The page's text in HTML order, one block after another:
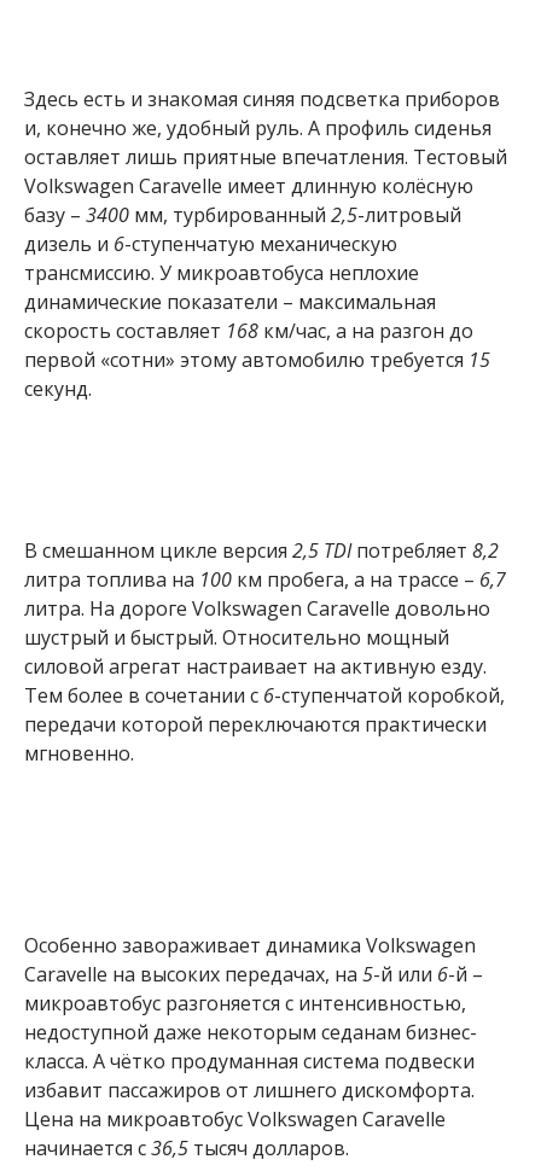
Здесь есть и знакомая синяя подсветка приборов
и, конечно же, удобный руль. А профиль сиденья
оставляет лишь приятные впечатления. Тестовый
Volkswagen Caravelle имеет длинную колёсную
базу – 3400 мм, турбированный 2,5-литровый
дизель и 6-ступенчатую механическую
трансмиссию. У микроавтобуса неплохие
динамические показатели – максимальная
скорость составляет 168 км/час, а на разгон до
первой «сотни» этому автомобилю требуется 15
секунд.
В смешанном цикле версия 2,5 TDIпотребляет 8,2
литра топлива на 100 км пробега, а на трассе – 6,7
литра. На дороге Volkswagen Caravelle довольно
шустрый и быстрый. Относительно мощный
силовой агрегат настраивает на активную езду.
Тем более в сочетании с 6-ступенчатой коробкой,
передачи которой переключаются практически
мгновенно.
Особенно завораживает динамика Volkswagen
Caravelle на высоких передачах, на 5-й или 6-й –
микроавтобус разгоняется с интенсивностью,
недоступной даже некоторым седанам бизнес-
класса. А чётко продуманная система подвески
избавит пассажиров от лишнего дискомфорта.
Цена на микроавтобус Volkswagen Caravelle
начинается с36,5 тысяч долларов.